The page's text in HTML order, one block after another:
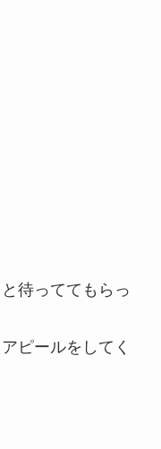
待っててもらっ
ピールをしてく